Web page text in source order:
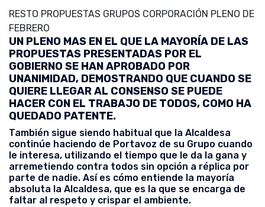
RESTO PROPUESTAS GRUPOS CORPORACIÓN PLENO DE
FEBRERO
UN PLENO MAS EN EL QUE LA MAYORÍA DE LAS
PROPUESTAS PRESENTADAS POR EL
GOBIERNO SE HAN APROBADO POR
UNANIMIDAD, DEMOSTRANDO QUE CUANDO SE
QUIERE LLEGAR AL CONSENSO SE PUEDE
HACER CON EL TRABAJO DE TODOS, COMO HA
QUEDADO PATENTE.
También sigue siendo habitual que la Alcaldesa
continúe haciendo de Portavoz de su Grupo cuando
le interesa, utilizando el tiempo que le da la gana y
arremetiendo contra todos sin opción a réplica por
parte de nadie. Así es cómo entiende la mayoría
absoluta la Alcaldesa, que es la que se encarga de
faltar al respeto y crispar el ambiente.